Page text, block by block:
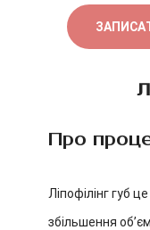
Про
Ліпофілінг губ
збільшення